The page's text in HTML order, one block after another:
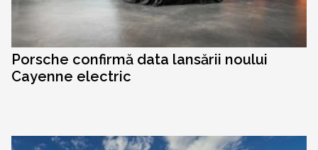
Porsche confirmă data lansării noului
Cayenne electric